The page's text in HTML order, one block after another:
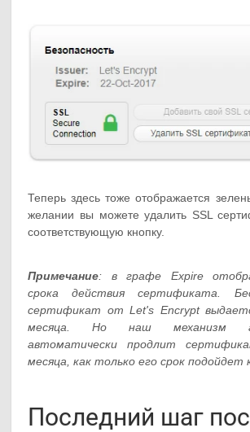
Теперь здесь тоже отображается
желании вы можете удалить SSL
соответствующую кнопку.
Примечание: в графе Expire
срока действия сертификата.
сертификат от Let's Encrypt
месяца. Но наш механизм
автоматически продлит
месяца, как только его срок подойдет
Последний шаг